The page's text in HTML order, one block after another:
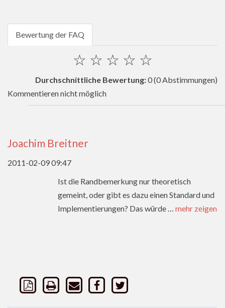
Bewertung der FAQ
☆
☆
☆
☆
☆
Durchschnittliche Bewertung:0(0 Abstimmungen)
Kommentieren nicht möglich
Joachim Breitner
2011-02-09 09:47
Ist die Randbemerkung nur theoretisch
gemeint, oder gibt es dazu einen Standard und
Implementierungen? Das würde … mehr zeigen